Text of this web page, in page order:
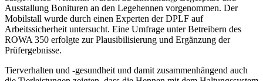
Ausstallung Bonituren an den Legehennen vorgenommen. Der
Mobilstall wurde durch einen Experten der DPLF auf
Arbeitssicherheit untersucht. Eine Umfrage unter Betreibern des
ROWA 350 erfolgte zur Plausibilisierung und Ergänzung der
Prüfergebnisse.
Tierverhalten und -gesundheit und damit zusammenhängend auch